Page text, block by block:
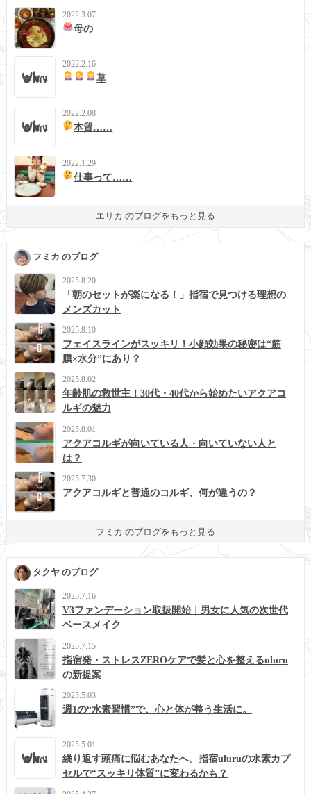
2022.3.07
母の
2022.2.16
草
2022.2.08
本質……
2022.1.29
仕事って……
エリカ のブログをもっと見る
フミカ のブログ
2025.8.20
「朝のセットが楽になる！」指宿で見つける理想の
メンズカット
2025.8.10
フェイスラインがスッキリ！小顔効果の秘密は“筋
膜×水分”にあり？
2025.8.02
年齢肌の救世主！30代・40代から始めたいアクアコ
ルギの魅力
2025.8.01
アクアコルギが向いている人・向いていない人と
は？
2025.7.30
アクアコルギと普通のコルギ、何が違うの？
フミカ のブログをもっと見る
タクヤ のブログ
2025.7.16
V3ファンデーション取扱開始｜男女に人気の次世代
ベースメイク
2025.7.15
指宿発・ストレスZEROケアで髪と心を整えるuluru
の新提案
2025.5.03
週1の“水素習慣”で、心と体が整う生活に。
2025.5.01
繰り返す頭痛に悩むあなたへ。指宿uluruの水素カプ
セルで“スッキリ体質”に変わるかも？